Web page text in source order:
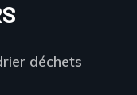
déchets